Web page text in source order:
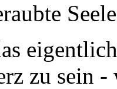
zu sein